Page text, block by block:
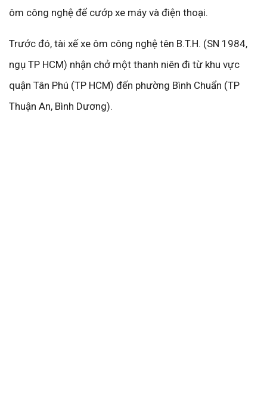
ôm công nghệ để cướp xe máy và điện thoại.
Trước đó, tài xế xe ôm công nghệ tên B.T.H. (SN 1984,
ngụ TP HCM) nhận chở một thanh niên đi từ khu vực
quận Tân Phú (TP HCM) đến phường Bình Chuẩn (TP
Thuận An, Bình Dương).